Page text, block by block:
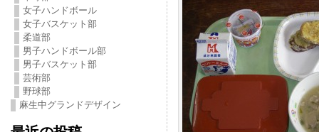
女子ハンドボール
女子バスケット部
柔道部
男子ハンドボール部
男子バスケット部
芸術部
野球部
麻生中グランドデザイン